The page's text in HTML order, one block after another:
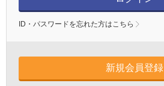
ID・パスワードを忘れた方はこちら
新規会員登録